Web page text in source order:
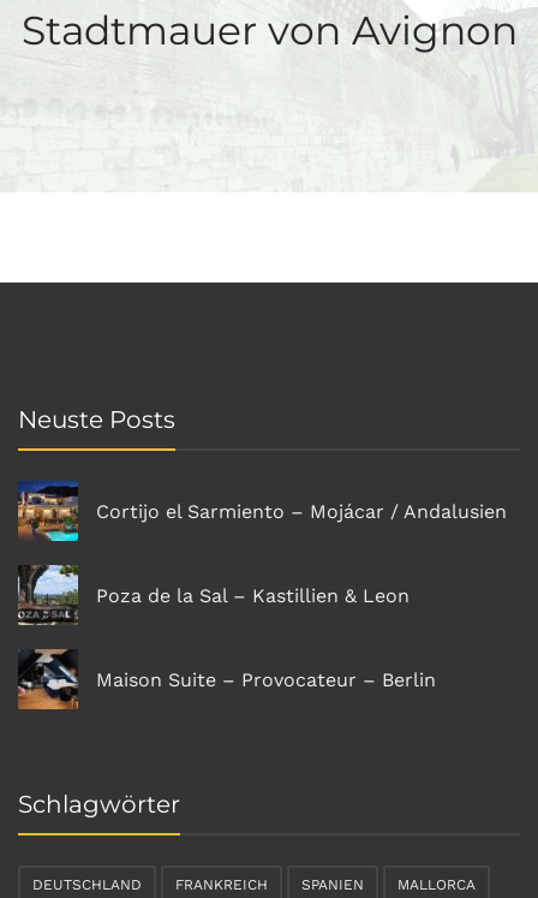
Stadtmauer von Avignon
Neuste Posts
Cortijo el Sarmiento – Mojácar / Andalusien
Poza de la Sal – Kastillien & Leon
Maison Suite – Provocateur – Berlin
Schlagwörter
DEUTSCHLAND FRANKREICH SPANIEN MALLORCA